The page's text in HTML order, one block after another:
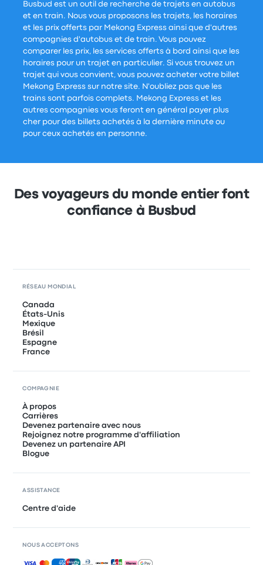
Busbud est un outil de recherche de trajets en autobus
et en train. Nous vous proposons les trajets, les horaires
et les prix offerts par Mekong Express ainsi que d'autres
compagnies d'autobus et de train. Vous pouvez
comparer les prix, les services offerts à bord ainsi que les
horaires pour un trajet en particulier. Si vous trouvez un
trajet qui vous convient, vous pouvez acheter votre billet
Mekong Express sur notre site. N'oubliez pas que les
trains sont parfois complets. Mekong Express et les
autres compagnies vous feront en général payer plus
cher pour des billets achetés à la dernière minute ou
pour ceux achetés en personne.
Des voyageurs du monde entier font
confiance à Busbud
RÉSEAU MONDIAL
Canada
États-Unis
Mexique
Brésil
Espagne
France
COMPAGNIE
À propos
Carrières
Devenez partenaire avec nous
Rejoignez notre programme d'affiliation
Devenez un partenaire API
Blogue
ASSISTANCE
Centre d'aide
NOUS ACCEPTONS
Paiements acceptés